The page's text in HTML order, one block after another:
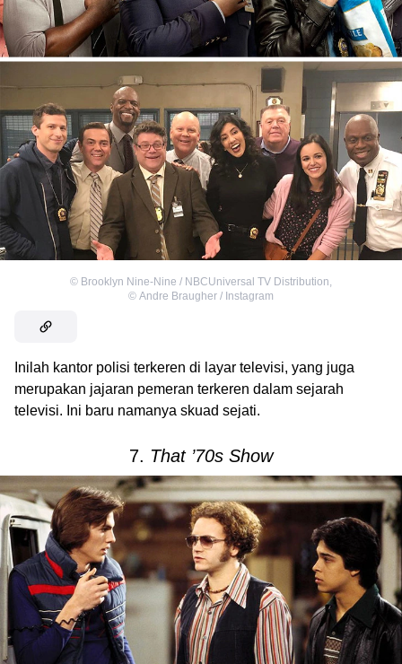
© Brooklyn Nine-Nine / NBCUniversal TV Distribution,
© Andre Braugher / Instagram
Inilah kantor polisi terkeren di layar televisi, yang juga
merupakan jajaran pemeran terkeren dalam sejarah
televisi. Ini baru namanya skuad sejati.
7. That ’70s Show